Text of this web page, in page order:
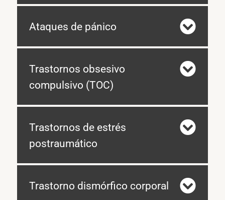
Ataques de pánico
Trastornos obsesivo
compulsivo (TOC)
Trastornos de estrés
postraumático
Trastorno dismórfico corporal